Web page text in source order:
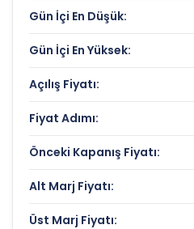
Fiyat/Kazanç (F/K):
Piyasa Değeri/Defter Değeri
ISIKLAR ENERJI YAPI
Önemli Seviyeler
Bugün Gördüğü En Yüksek
Son 1 Yılın Zirvesi:
Son 1 Yılın Dibi:
Gün İçi En Düşük:
Gün İçi En Yüksek:
Açılış Fiyatı:
Fiyat Adımı:
Önceki Kapanış Fiyatı:
Alt Marj Fiyatı:
Üst Marj Fiyatı: